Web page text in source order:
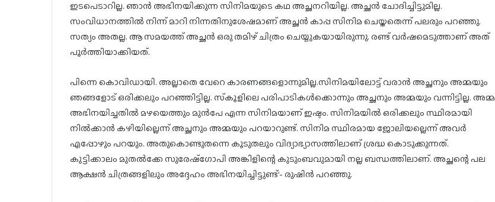
ഇടപെടാറില്ല. ഞാൻ അഭിനയിക്കുന്ന സിനിമയുടെ കഥ അച്ഛനറിയില്ല. അച്ഛൻ ചോദിച്ചിട്ടുമില്ല.
സംവിധാനത്തിൽ നിന്ന് മാറി നിന്നതിനുശേഷമാണ് അച്ഛൻ കാപ്പ സിനിമ ചെയ്തതെന്ന് പലരും പറഞ്ഞു.
സത്യം അതല്ല. ആ സമയത്ത് അച്ഛൻ ഒരു തമിഴ് ചിത്രം ചെയ്യുകയായിരുന്നു. രണ്ട് വർഷമെടുത്താണ് അത്
പൂർത്തിയാക്കിയത്.
പിന്നെ കൊവിഡായി. അല്ലാതെ വേറെ കാരണങ്ങളൊന്നുമില്ല.സിനിമയിലോട്ട് വരാൻ അച്ഛനും അമ്മയും
ഞങ്ങളോട് ഒരിക്കലും പറഞ്ഞിട്ടില്ല. സ്‌കൂളിലെ പരിപാടികൾക്കൊന്നും അച്ഛനും അമ്മയും വന്നിട്ടില്ല. അമ്മ
അഭിനയിച്ചതിൽ മഴയെത്തും മുൻപേ എന്ന സിനിമയാണ് ഇഷ്ടം. സിനിമയിൽ ഒരിക്കലും സ്ഥിരമായി
നിൽക്കാൻ കഴിയില്ലെന്ന് അച്ഛനും അമ്മയും പറയാറുണ്ട്. സിനിമ സ്ഥിരമായ ജോലിയല്ലെന്ന് അവർ
എപ്പോഴും പറയും. അതുകൊണ്ടുതന്നെ കൂടുതലും വിദ്യാഭ്യാസത്തിലാണ് ശ്രദ്ധ കൊടുക്കുന്നത്.
കുട്ടിക്കാലം മുതൽക്കേ സുരേഷ്ഗോപി അങ്കിളിന്റെ കുടുംബവുമായി നല്ല ബന്ധത്തിലാണ്. അച്ഛന്റെ പല
ആക്ഷൻ ചിത്രങ്ങളിലും അദ്ദേഹം അഭിനയിച്ചിട്ടുണ്ട്’- രുഷിൻ പറഞ്ഞു.